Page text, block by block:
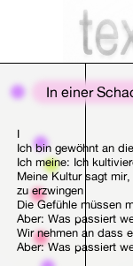
In einer
I
Ich bin gewöhnt an
Ich meine: Ich
Meine Kultur sagt
zu erzwingen
Die Gefühle müssen
Aber: Was passiert
Wir nehmen an dass
Aber: Was passiert